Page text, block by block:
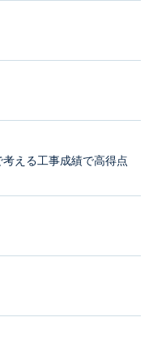
考える工事成績で高得点